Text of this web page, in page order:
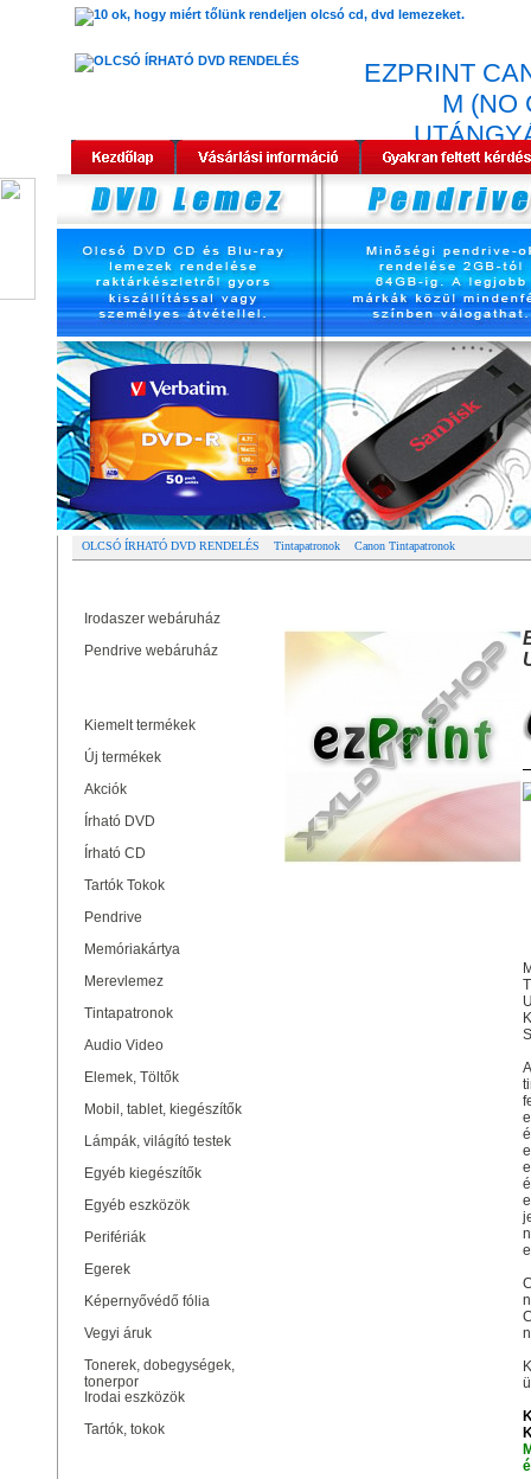
EZPRINT
M (NO
OLCSÓ ÍRHATÓ DVD RENDELÉS Tintapatronok Canon Tintapatronok
Irodaszer webáruház
Pendrive webáruház
Kiemelt termékek
Új termékek
Akciók
Írható DVD
Írható CD
Tartók Tokok
Pendrive
Memóriakártya
Merevlemez
Tintapatronok
Audio Video
Elemek, Töltők
Mobil, tablet, kiegészítők
Lámpák, világító testek
Egyéb kiegészítők
Egyéb eszközök
Perifériák
Egerek
Képernyővédő fólia
Vegyi áruk
Tonerek, dobegységek,
tonerpor
Irodai eszközök
Tartók, tokok